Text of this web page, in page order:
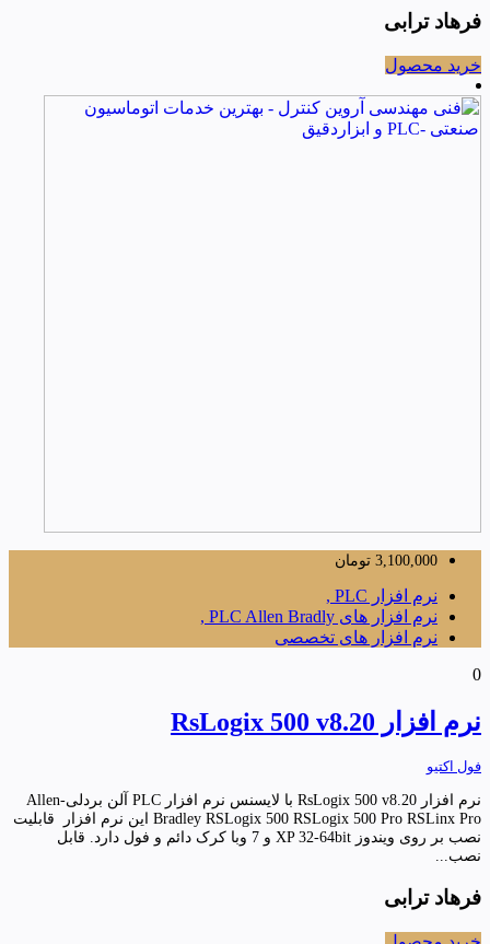
فرهاد ترابی
خرید محصول
3,100,000 تومان
نرم افزار PLC ,
نرم افزار های PLC Allen Bradly ,
نرم افزار های تخصصی
0
نرم افزار RsLogix 500 v8.20
فول اکتیو
نرم افزار RsLogix 500 v8.20 با لایسنس نرم افزار PLC آلن بردلی-Allen
Bradley RSLogix 500 RSLogix 500 Pro RSLinx Pro این نرم افزار قابلیت
نصب بر روی ویندوز XP 32-64bit و 7 وبا کرک دائم و فول دارد. قابل
نصب...
فرهاد ترابی